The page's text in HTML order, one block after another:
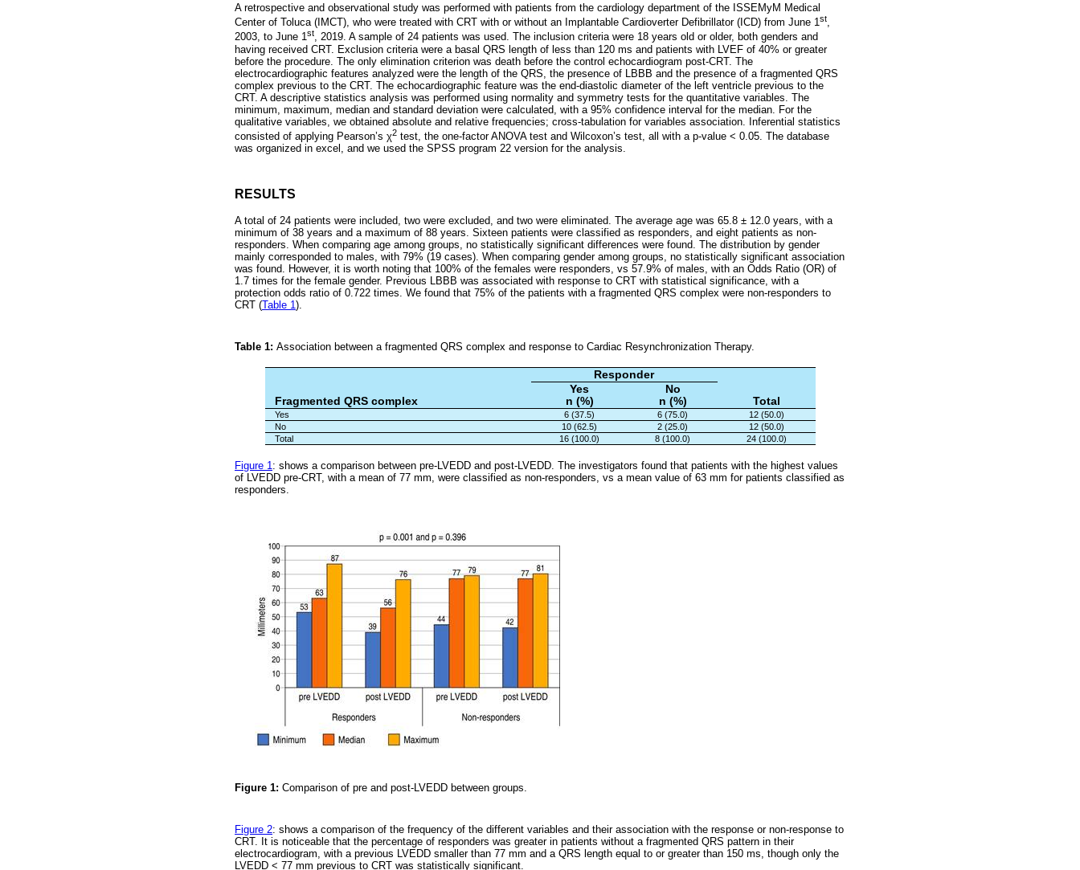
A retrospective and observational study was performed with patients from the cardiology department of the ISSEMyM Medical
Center of Toluca (IMCT), who were treated with CRT with or without an Implantable Cardioverter Defibrillator (ICD) from June 1st,
2003, to June 1st, 2019. A sample of 24 patients was used. The inclusion criteria were 18 years old or older, both genders and
having received CRT. Exclusion criteria were a basal QRS length of less than 120 ms and patients with LVEF of 40% or greater
before the procedure. The only elimination criterion was death before the control echocardiogram post-CRT. The
electrocardiographic features analyzed were the length of the QRS, the presence of LBBB and the presence of a fragmented QRS
complex previous to the CRT. The echocardiographic feature was the end-diastolic diameter of the left ventricle previous to the
CRT. A descriptive statistics analysis was performed using normality and symmetry tests for the quantitative variables. The
minimum, maximum, median and standard deviation were calculated, with a 95% confidence interval for the median. For the
qualitative variables, we obtained absolute and relative frequencies; cross-tabulation for variables association. Inferential statistics
consisted of applying Pearson’s χ2 test, the one-factor ANOVA test and Wilcoxon’s test, all with a p-value < 0.05. The database
was organized in excel, and we used the SPSS program 22 version for the analysis.
RESULTS
A total of 24 patients were included, two were excluded, and two were eliminated. The average age was 65.8 ± 12.0 years, with a
minimum of 38 years and a maximum of 88 years. Sixteen patients were classified as responders, and eight patients as non-
responders. When comparing age among groups, no statistically significant differences were found. The distribution by gender
mainly corresponded to males, with 79% (19 cases). When comparing gender among groups, no statistically significant association
was found. However, it is worth noting that 100% of the females were responders, vs 57.9% of males, with an Odds Ratio (OR) of
1.7 times for the female gender. Previous LBBB was associated with response to CRT with statistical significance, with a
protection odds ratio of 0.722 times. We found that 75% of the patients with a fragmented QRS complex were non-responders to
CRT (Table 1).
Table 1: Association between a fragmented QRS complex and response to Cardiac Resynchronization Therapy.
Fragmented QRS complex
Responder
Total
Yes
n (%)
No
n (%)
Yes 6 (37.5) 6 (75.0)
12 (50.0)
No
10 (62.5) 2 (25.0)
12 (50.0)
Total
16 (100.0) 8 (100.0) 24 (100.0)
Figure 1: shows a comparison between pre-LVEDD and post-LVEDD. The investigators found that patients with the highest values
of LVEDD pre-CRT, with a mean of 77 mm, were classified as non-responders, vs a mean value of 63 mm for patients classified as
responders.
Figure 1: Comparison of pre and post-LVEDD between groups.
Figure 2: shows a comparison of the frequency of the different variables and their association with the response or non-response to
CRT. It is noticeable that the percentage of responders was greater in patients without a fragmented QRS pattern in their
electrocardiogram, with a previous LVEDD smaller than 77 mm and a QRS length equal to or greater than 150 ms, though only the
LVEDD < 77 mm previous to CRT was statistically significant.